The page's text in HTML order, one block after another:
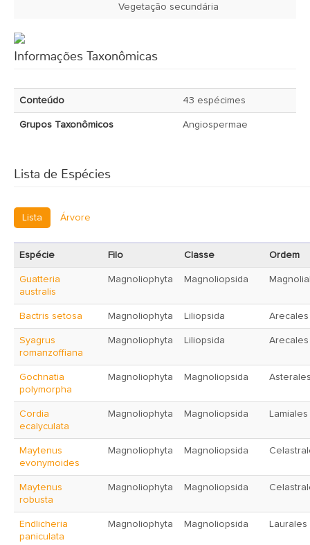
Vegetação secundária
Informações Taxonômicas
Conteúdo 43 espécimes
Grupos Taxonômicos Angiospermae
Lista de Espécies
Lista Árvore
Espécie Filo Classe Ordem
Guatteria
australis
Magnoliophyta Magnoliopsida
Bactris setosa Magnoliophyta Liliopsida Arecales
Syagrus
romanzoffiana
Magnoliophyta Liliopsida Arecales
Gochnatia
polymorpha
Magnoliophyta Magnoliopsida
Cordia
ecalyculata
Magnoliophyta Magnoliopsida Lamiales
Maytenus
evonymoides
Magnoliophyta Magnoliopsida
Maytenus
robusta
Magnoliophyta Magnoliopsida
Endlicheria
paniculata
Magnoliophyta Magnoliopsida Laurales